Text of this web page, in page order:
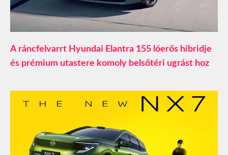
A ráncfelvarrt Hyundai Elantra 155 lóerős hibridje
és prémium utastere komoly belsőtéri ugrást hoz